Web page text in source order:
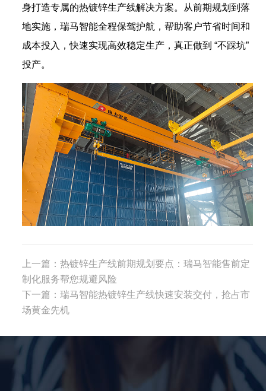
身打造专属的热镀锌生产线解决方案。从前期规划到落
地实施，瑞马智能全程保驾护航，帮助客户节省时间和
成本投入，快速实现高效稳定生产，真正做到 “不踩坑”
投产。
上一篇：热镀锌生产线前期规划要点：瑞马智能售前定
制化服务帮您规避风险
下一篇：瑞马智能热镀锌生产线快速安装交付，抢占市
场黄金先机